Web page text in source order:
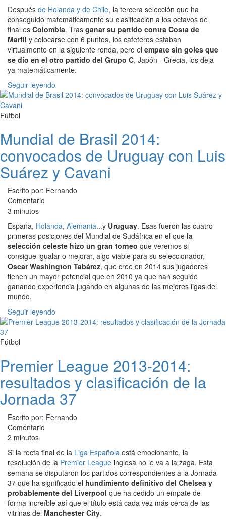
Después de Holanda y de Chile, la tercera selección que ha
conseguido matemáticamente su clasificación a los octavos de
final es Colombia. Tras ganar su partido contra Costa de
Marfil y colocarse con 6 puntos, los cafeteros estaban
virtualmente en la siguiente ronda, pero el empate sin goles que
se dio en el otro partido del Grupo C, Japón - Grecia, los deja
ya matemáticamente.
Seguir leyendo
Fútbol
Mundial de Brasil 2014:
convocados de Uruguay con Luis
Suárez y Cavani
Escrito por: Fernando
Comentario
3 minutos
España, Holanda, Alemania...y Uruguay. Esas fueron las cuatro
primeras posiciones del Mundial de Sudáfrica en el que la
selección celeste hizo un gran torneo que veremos si
consigue igualar o mejorar, algo viable para su seleccionador,
Oscar Washington Tabárez, que cree en 2014 sus jugadores
tienen un mayor potencial que en 2010 ya que han seguido
ganando experiencia jugando en algunas de las mejores ligas del
mundo.
Seguir leyendo
Fútbol
Premier League 2013-2014:
resultados y clasificación de la
Jornada 37
Escrito por: Fernando
Comentario
2 minutos
Si la recta final de la Liga Española está emocionante, la
resolución de la Premier League inglesa no le va a la zaga. Esta
semana se disputaron los partidos correspondientes a la Jornada
37 que ha significado el hundimiento definitivo del Chelsea y
probablemente del Liverpool que ha cedido un empate de
forma increíble así que el título está cada vez más cerca de las
vitrinas del Manchester City.